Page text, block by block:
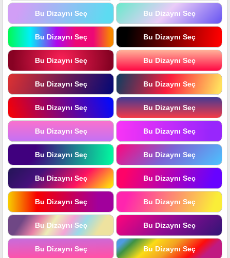
Bu Dizaynı Seç Bu Dizaynı Seç
Bu Dizaynı Seç Bu Dizaynı Seç
Bu Dizaynı Seç Bu Dizaynı Seç
Bu Dizaynı Seç Bu Dizaynı Seç
Bu Dizaynı Seç Bu Dizaynı Seç
Bu Dizaynı Seç Bu Dizaynı Seç
Bu Dizaynı Seç Bu Dizaynı Seç
Bu Dizaynı Seç Bu Dizaynı Seç
Bu Dizaynı Seç Bu Dizaynı Seç
Bu Dizaynı Seç Bu Dizaynı Seç
Bu Dizaynı Seç Bu Dizaynı Seç